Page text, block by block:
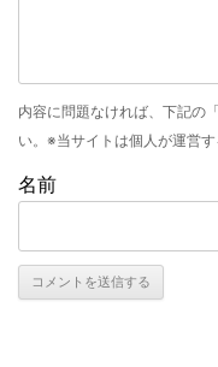
内容に問題なければ、下記の
い。※当サイトは個人が運営す
名前